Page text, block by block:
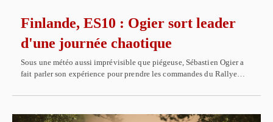
Finlande, ES10 : Ogier sort leader
d'une journée chaotique
Sous une météo aussi imprévisible que piégeuse, Sébastien Ogier a
fait parler son expérience pour prendre les commandes du Rallye…